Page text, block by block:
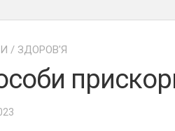
/ ЗДОРОВ'Я